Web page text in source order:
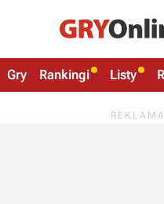
Gry Rankingi Listy